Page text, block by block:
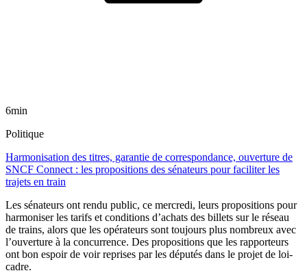
6min
Politique
Harmonisation des titres, garantie de correspondance, ouverture de
SNCF Connect : les propositions des sénateurs pour faciliter les
trajets en train
Les sénateurs ont rendu public, ce mercredi, leurs propositions pour
harmoniser les tarifs et conditions d’achats des billets sur le réseau
de trains, alors que les opérateurs sont toujours plus nombreux avec
l’ouverture à la concurrence. Des propositions que les rapporteurs
ont bon espoir de voir reprises par les députés dans le projet de loi-
cadre.